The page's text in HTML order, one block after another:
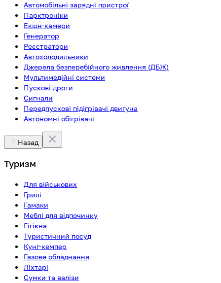
Автомобільні зарядні пристрої
Парктроніки
Екшн-камери
Генератор
Реєстратори
Автохолодильники
Джерела безперебійного живлення (ДБЖ)
Мультимедійні системи
Пускові дроти
Сигнали
Передпускові підігрівачі двигуна
Автономні обігрівачі
Назад
Туризм
Для військових
Грилі
Гамаки
Меблі для відпочинку
Гігієна
Туристичний посуд
Кунг-кемпер
Газове обладнання
Ліхтарі
Сумки та валізи